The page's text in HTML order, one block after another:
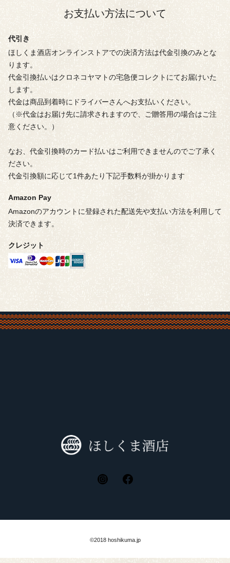
お支払い方法について
代引き
ほしくま酒店オンラインストアでの決済方法は代金引換のみとな
ります。
代金引換払いはクロネコヤマトの宅急便コレクトにてお届けいた
します。
代金は商品到着時にドライバーさんへお支払いください。
（※代金はお届け先に請求されますので、ご贈答用の場合はご注
意ください。）
なお、代金引換時のカード払いはご利用できませんのでご了承く
ださい。
代金引換額に応じて1件あたり下記手数料が掛かります
Amazon Pay
Amazonのアカウントに登録された配送先や支払い方法を利用して
決済できます。
クレジット
©2018 hoshikuma.jp